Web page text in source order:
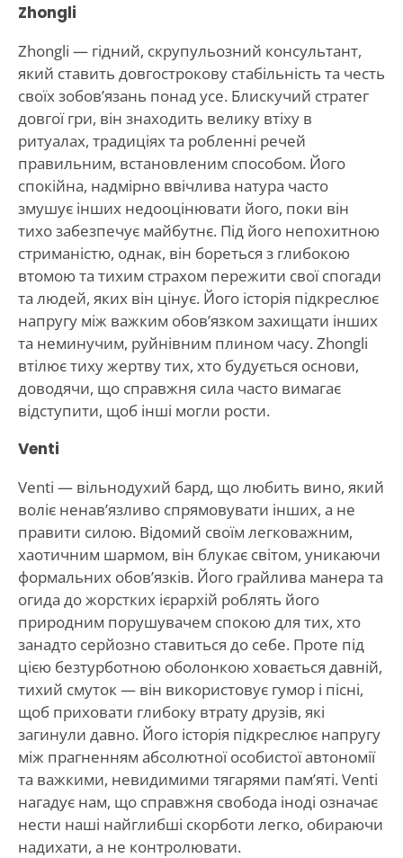
Zhongli
Zhongli — гідний, скрупульозний консультант,
який ставить довгострокову стабільність та честь
своїх зобов’язань понад усе. Блискучий стратег
довгої гри, він знаходить велику втіху в
ритуалах, традиціях та робленні речей
правильним, встановленим способом. Його
спокійна, надмірно ввічлива натура часто
змушує інших недооцінювати його, поки він
тихо забезпечує майбутнє. Під його непохитною
стриманістю, однак, він бореться з глибокою
втомою та тихим страхом пережити свої спогади
та людей, яких він цінує. Його історія підкреслює
напругу між важким обов’язком захищати інших
та неминучим, руйнівним плином часу. Zhongli
втілює тиху жертву тих, хто будується основи,
доводячи, що справжня сила часто вимагає
відступити, щоб інші могли рости.
Venti
Venti — вільнодухий бард, що любить вино, який
воліє ненав’язливо спрямовувати інших, а не
правити силою. Відомий своїм легковажним,
хаотичним шармом, він блукає світом, уникаючи
формальних обов’язків. Його грайлива манера та
огида до жорстких ієрархій роблять його
природним порушувачем спокою для тих, хто
занадто серйозно ставиться до себе. Проте під
цією безтурботною оболонкою ховається давній,
тихий смуток — він використовує гумор і пісні,
щоб приховати глибоку втрату друзів, які
загинули давно. Його історія підкреслює напругу
між прагненням абсолютної особистої автономії
та важкими, невидимими тягарями пам’яті. Venti
нагадує нам, що справжня свобода іноді означає
нести наші найглибші скорботи легко, обираючи
надихати, а не контролювати.